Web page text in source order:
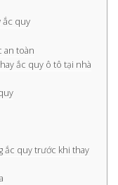
ắc quy
an toàn
ắc quy ô tô tại nhà
ắc quy trước khi thay